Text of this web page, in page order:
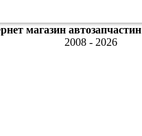
магазин
2008 - 2026